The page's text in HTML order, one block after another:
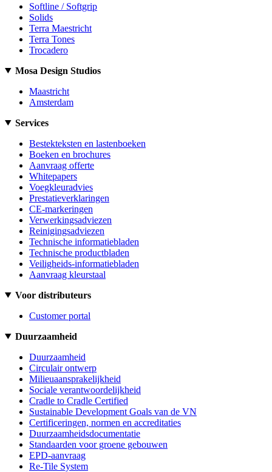
Softline / Softgrip
Solids
Terra Maestricht
Terra Tones
Trocadero
Mosa Design Studios
Maastricht
Amsterdam
Services
Bestekteksten en lastenboeken
Boeken en brochures
Aanvraag offerte
Whitepapers
Voegkleuradvies
Prestatieverklaringen
CE-markeringen
Verwerkingsadviezen
Reinigingsadviezen
Technische informatiebladen
Technische productbladen
Veiligheids-informatiebladen
Aanvraag kleurstaal
Voor distributeurs
Customer portal
Duurzaamheid
Duurzaamheid
Circulair ontwerp
Milieuaansprakelijkheid
Sociale verantwoordelijkheid
Cradle to Cradle Certified
Sustainable Development Goals van de VN
Certificeringen, normen en accreditaties
Duurzaamheidsdocumentatie
Standaarden voor groene gebouwen
EPD-aanvraag
Re-Tile System